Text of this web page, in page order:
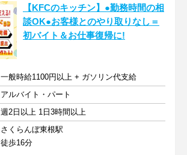
【KFCのキッチン】●勤務時間の相
談OK●お客様とのやり取りなし＝
初バイト＆お仕事復帰に!
一般時給1100円以上 + ガソリン代支給
アルバイト・パート
週2日以上 1日3時間以上
さくらんぼ東根駅
徒歩16分